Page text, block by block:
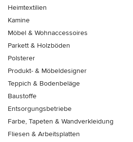
Heimtextilien
Kamine
Möbel & Wohnaccessoires
Parkett & Holzböden
Polsterer
Produkt- & Möbeldesigner
Teppich & Bodenbeläge
Baustoffe
Entsorgungsbetriebe
Farbe, Tapeten & Wandverkleidung
Fliesen & Arbeitsplatten